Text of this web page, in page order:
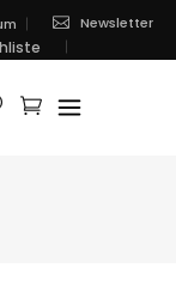
Newsletter